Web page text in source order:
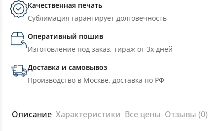
Качественная печать
Сублимация гарантирует долговечность
Оперативный пошив
Изготовление под заказ, тираж от 3х дней
Доставка и самовывоз
Производство в Москве, доставка по РФ
Описание Характеристики Все цены Отзывы (0)